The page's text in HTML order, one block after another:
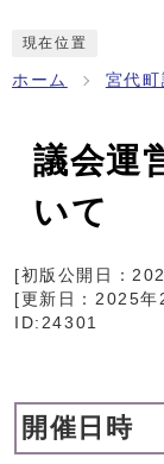
現在位置
ホーム 宮代町
議会運
いて
[初版公開日：
[更新日： 2025年
ID:24301
開催日時